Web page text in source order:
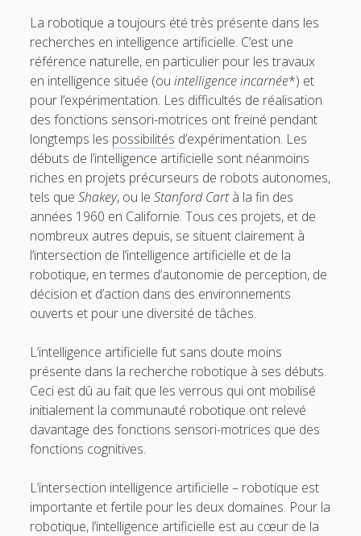
e
r
La robotique a toujours été très présente dans les
recherches en intelligence artificielle. C’est une
référence naturelle, en particulier pour les travaux
en intelligence située (ouintelligence incarnée*) et
pour l’expérimentation. Les difficultés de réalisation
des fonctions sensori-motrices ont freiné pendant
longtemps les possibilités d’expérimentation. Les
débuts de l’intelligence artificielle sont néanmoins
riches en projets précurseurs de robots autonomes,
tels queShakey, ou leStanford Cartà la fin des
années 1960 en Californie. Tous ces projets, et de
nombreux autres depuis, se situent clairement à
l’intersection de l’intelligence artificielle et de la
robotique, en termes d’autonomie de perception, de
décision et d’action dans des environnements
ouverts et pour une diversité de tâches.
L’intelligence artificielle fut sans doute moins
présente dans la recherche robotique à ses débuts.
Ceci est dû au fait que les verrous qui ont mobilisé
initialement la communauté robotique ont relevé
davantage des fonctions sensori-motrices que des
fonctions cognitives.
L’intersection intelligence artificielle – robotique est
importante et fertile pour les deux domaines. Pour la
robotique, l’intelligence artificielle est au cœur de la